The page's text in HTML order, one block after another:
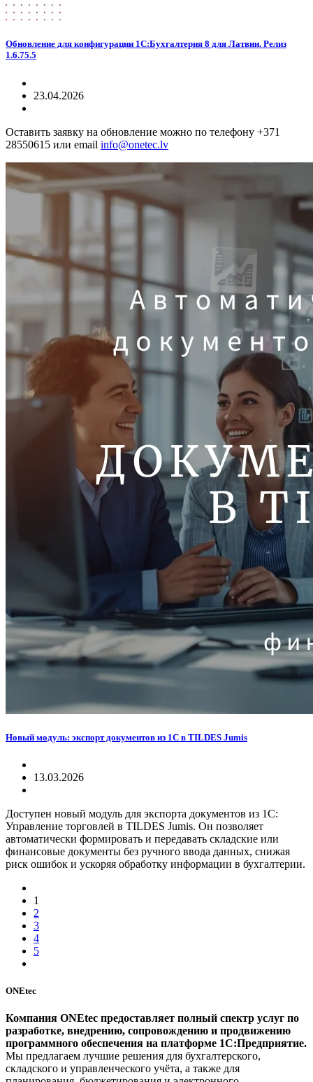
Обновление для конфигурации 1С:Бухгалтерия 8 для Латвии. Релиз
1.6.75.5
23.04.2026
Оставить заявку на обновление можно по телефону +371
28550615 или email info@onetec.lv
Новый модуль: экспорт документов из 1С в TILDES Jumis
13.03.2026
Доступен новый модуль для экспорта документов из 1С:
Управление торговлей в TILDES Jumis. Он позволяет
автоматически формировать и передавать складские или
финансовые документы без ручного ввода данных, снижая
риск ошибок и ускоряя обработку информации в бухгалтерии.
1
2
3
4
5
ONEtec
Компания ONEtec предоставляет полный спектр услуг по
разработке, внедрению, сопровождению и продвижению
программного обеспечения на платформе 1С:Предприятие.
Мы предлагаем лучшие решения для бухгалтерского,
складского и управленческого учёта, а также для